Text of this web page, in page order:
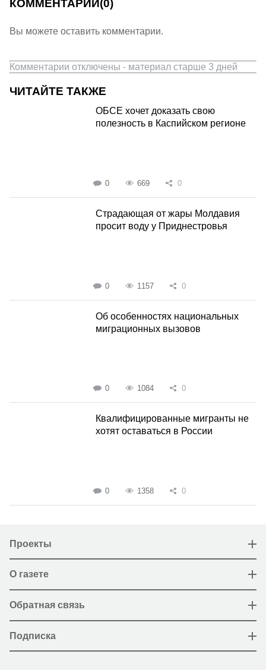
КОММЕНТАРИИ(0)
Вы можете оставить комментарии.
Комментарии отключены - материал старше 3 дней
ЧИТАЙТЕ ТАКЖЕ
ОБСЕ хочет доказать свою
полезность в Каспийском регионе
0 669 0
Страдающая от жары Молдавия
просит воду у Приднестровья
0 1157 0
Об особенностях национальных
миграционных вызовов
0 1084 0
Квалифицированные мигранты не
хотят оставаться в России
0 1358 0
Проекты
О газете
Обратная связь
Подписка